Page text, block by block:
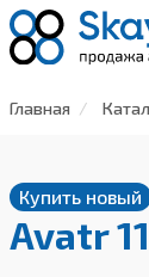
Главная
Купить новый
Avatr 11